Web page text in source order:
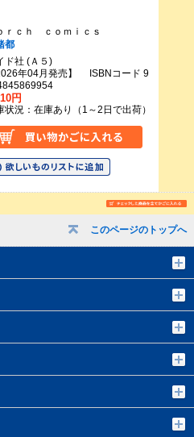
このページのトップへ
ｒｃｈ ｃｏｍｉｃｓ
都
ド社 (Ａ５)
年04月発売】 ISBNコード 9
円
状況：在庫あり（1～2日で出荷）